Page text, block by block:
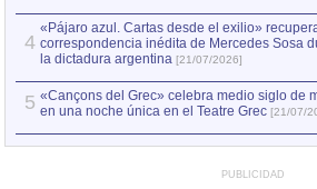
4
«Pájaro azul. Cartas desde el exilio»
correspondencia inédita de Mercedes Sosa
la dictadura argentina [21/07/2026]
5 «Cançons del Grec» celebra medio siglo de
en una noche única en el Teatre Grec [21/07/
PUBLICIDAD